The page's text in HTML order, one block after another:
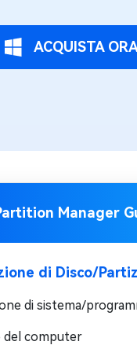
ACQUISTA
Manager
di Disco/
di sistema/
del computer